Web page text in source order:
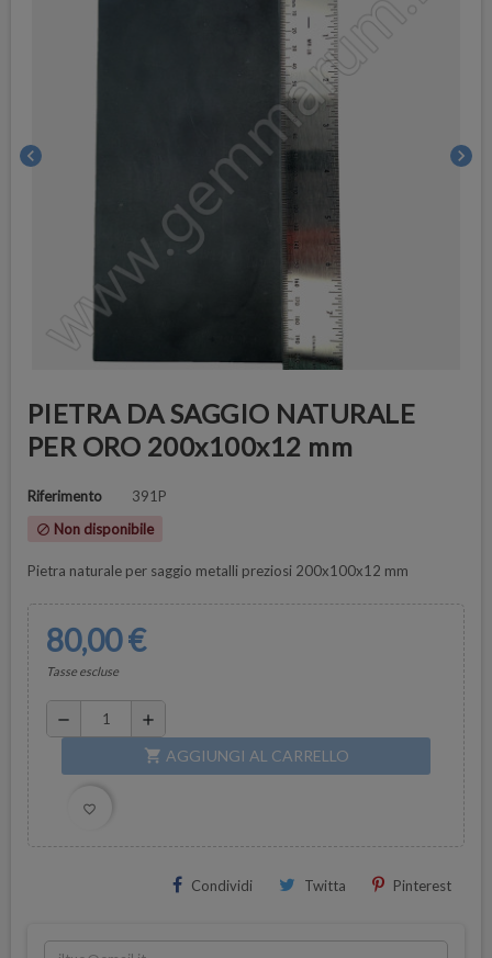
chevron_left chevron_right
PIETRA DA SAGGIO NATURALE
PER ORO 200x100x12 mm
Riferimento 391P
block Non disponibile
Pietra naturale per saggio metalli preziosi 200x100x12 mm
80,00 €
Tasse escluse
remove add
shopping_cart AGGIUNGI AL CARRELLO
favorite_border
Condividi Twitta Pinterest